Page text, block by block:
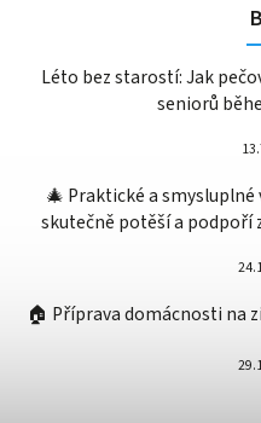
Léto bez starostí: Jak
seniorů
🎄 Praktické a
skutečně potěší a podpoří
🏠 Příprava domácnosti na